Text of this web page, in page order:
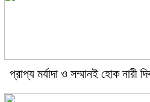
প্রাপ্য মর্যাদা ও সম্মানই হোক নারী